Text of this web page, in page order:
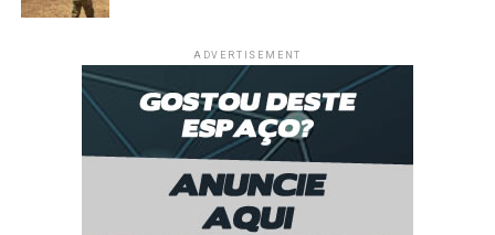
Prazo para entrega de documentos para confirmação de
matrícula em escolas estaduais é prorrogado
ADVERTISEMENT